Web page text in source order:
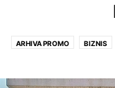
ARHIVA PROMO BIZNIS
NA KAVI S... POLITIKA